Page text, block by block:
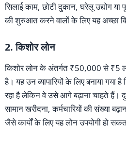
सिलाई काम, छोटी दुकान, घरेलू उद्योग
की शुरुआत करने वालों के लिए यह अच्छा
2. किशोर लोन
किशोर लोन के अंतर्गत ₹50,000 से ₹5
है। यह उन व्यापारियों के लिए बनाया गया
रहा है लेकिन वे उसे आगे बढ़ाना चाहते हैं।
सामान खरीदना, कर्मचारियों की संख्या
जैसे कार्यों के लिए यह लोन उपयोगी हो